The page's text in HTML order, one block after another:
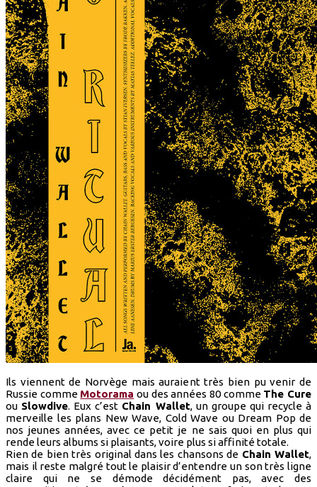
Ils viennent de Norvège mais auraient très bien pu venir de
Russie comme Motorama ou des années 80 comme The Cure
ou Slowdive. Eux c’est Chain Wallet, un groupe qui recycle à
merveille les plans New Wave, Cold Wave ou Dream Pop de
nos jeunes années, avec ce petit je ne sais quoi en plus qui
rende leurs albums si plaisants, voire plus si affinité totale.
Rien de bien très original dans les chansons de Chain Wallet,
mais il reste malgré tout le plaisir d’entendre un son très ligne
claire qui ne se démode décidément pas, avec des